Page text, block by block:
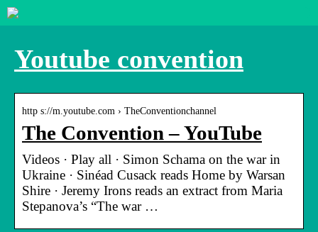
Youtube convention
http s://m.youtube.com › TheConventionchannel
The Convention – YouTube
Videos · Play all · Simon Schama on the war in
Ukraine · Sinéad Cusack reads Home by Warsan
Shire · Jeremy Irons reads an extract from Maria
Stepanova’s “The war …